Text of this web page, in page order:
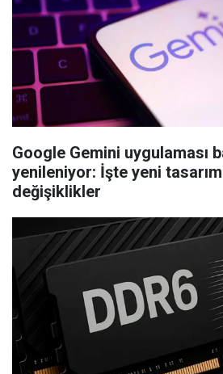
Google Gemini uygulaması
yenileniyor: İşte yeni
değişiklikler